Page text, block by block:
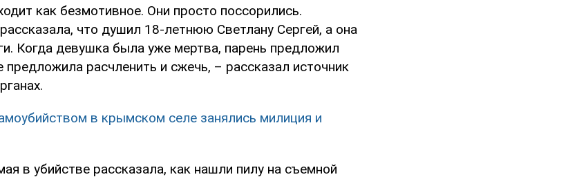
как безмотивное. Они просто поссорились.
что душил 18-летнюю Светлану Сергей, а она
Когда девушка была уже мертва, парень предложил
предложила расчленить и сжечь, – рассказал источник
в крымском селе занялись милиция и
в убийстве рассказала, как нашли пилу на съемной